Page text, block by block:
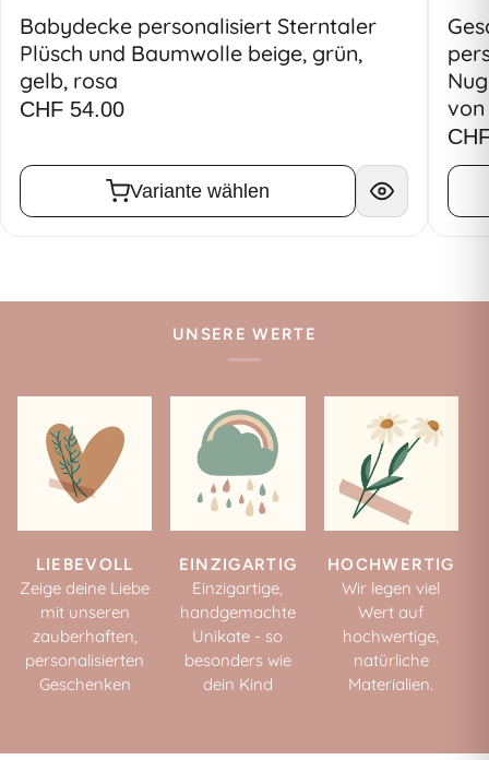
Babydecke personalisiert Sterntaler
Plüsch und Baumwolle beige, grün,
gelb, rosa
CHF 54.00
Variante wählen
UNSERE WERTE
LIEBEVOLL
Zeige deine Liebe
mit unseren
zauberhaften,
personalisierten
Geschenken
EINZIGARTIG
Einzigartige,
handgemachte
Unikate - so
besonders wie
dein Kind
HOCHWERTIG
Wir legen viel
Wert auf
hochwertige,
natürliche
Materialien.